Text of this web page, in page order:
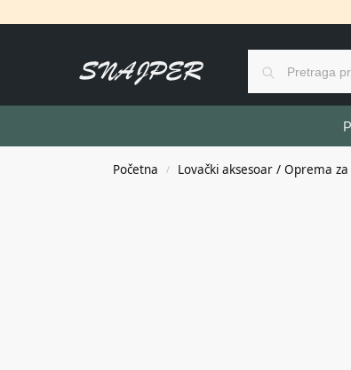
Početna / Lovački aksesoar / Oprema za